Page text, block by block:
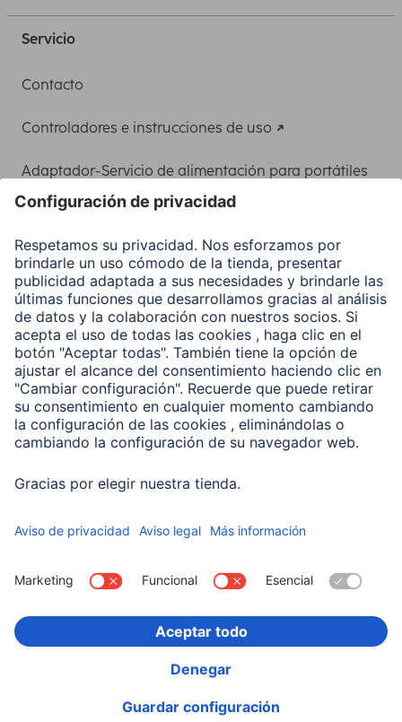
Servicio
Contacto
Controladores e instrucciones de uso
Adaptador-Servicio de alimentación para portátiles
Clientes online
Conviértete en distribuidor
Compañía
Historia de la empresa
Hama en todo el Mundo
Sostenibilidad
Business-Portal
Escoger Pais
Declaración de accesibilidad